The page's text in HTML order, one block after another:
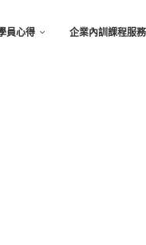
員心得 企業內訓課程服務